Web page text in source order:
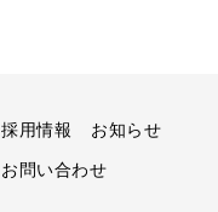
採用情報
お知らせ
お問い合わせ